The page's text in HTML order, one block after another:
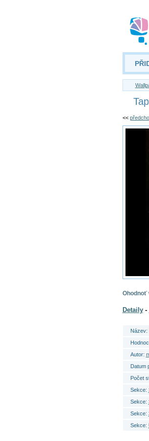
<<
Ohodnoť
Detaily-
Název:
Autor:
Datum
Počet
Sekce:
Sekce:
Sekce:
Sekce: